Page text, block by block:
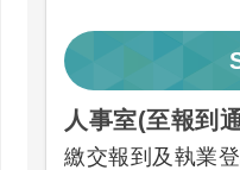
人事室(至報到
繳交報到及執業